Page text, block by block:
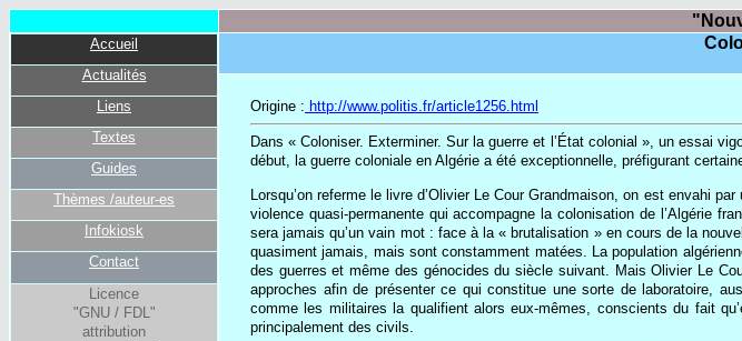
Accueil
Actualités
Liens
Textes
Guides
Thèmes /auteur-es
Infokiosk
Contact
Licence
"GNU / FDL"
attribution
Origine : http://www.politis.fr/article1256.html
Dans « Coloniser. Exterminer. Sur la guerre et l’État colonial », un essai
début, la guerre coloniale en Algérie a été exceptionnelle, préfigurant
Lorsqu’on referme le livre d’Olivier Le Cour Grandmaison, on est envahi
violence quasi-permanente qui accompagne la colonisation de l’Algérie
sera jamais qu’un vain mot : face à la « brutalisation » en cours de la
quasiment jamais, mais sont constamment matées. La population
des guerres et même des génocides du siècle suivant. Mais Olivier Le
approches afin de présenter ce qui constitue une sorte de laboratoire,
comme les militaires la qualifient alors eux-mêmes, conscients du fait
principalement des civils.